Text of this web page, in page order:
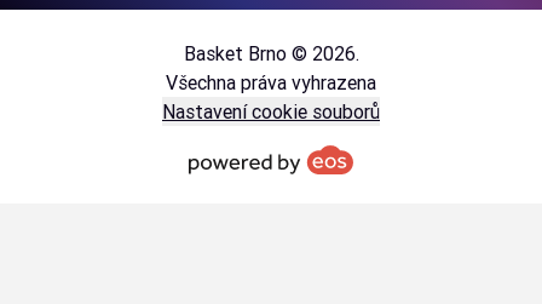
Basket Brno © 2026.
Všechna práva vyhrazena
Nastavení cookie souborů